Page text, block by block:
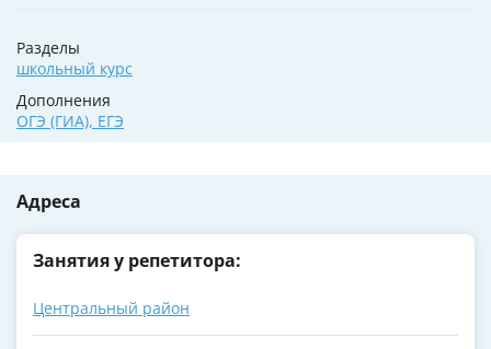
Разделы
школьный курс
Дополнения
ОГЭ (ГИА), ЕГЭ
Адреса
Занятия у репетитора:
Центральный район